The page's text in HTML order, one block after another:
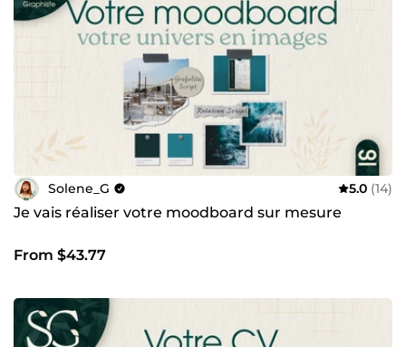
Solene_G 5.0 (14)
Je vais réaliser votre moodboard sur mesure
From $43.77